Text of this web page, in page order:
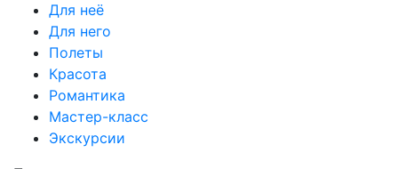
Для неё
Для него
Полеты
Красота
Романтика
Мастер-класс
Экскурсии